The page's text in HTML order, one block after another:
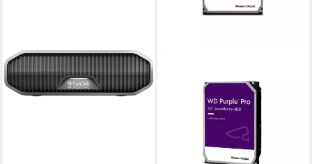
Festplatte
ab 1.040,17 €
mtl. in 48 Raten
in 3-4 Werktagen bei dir